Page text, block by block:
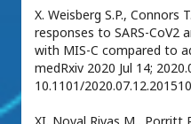
X. Weisberg S.P., Connors
responses to SARS-CoV2
with MIS-C compared to
medRxiv 2020 Jul 14;
10.1101/